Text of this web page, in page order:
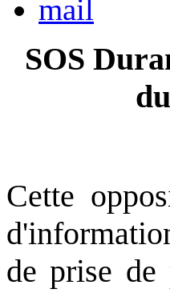
SOS
Cette
de prise de